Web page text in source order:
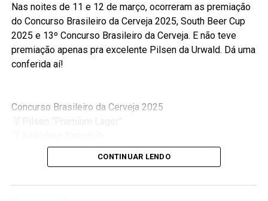
Nas noites de 11 e 12 de março, ocorreram as premiação
do Concurso Brasileiro da Cerveja 2025, South Beer Cup
2025 e 13º Concurso Brasileiro da Cerveja. E não teve
premiação apenas pra excelente Pilsen da Urwald. Dá uma
conferida aí!
Concurso Brasileiro da Cerveja 2025
German Pilsner
CONTINUAR LENDO